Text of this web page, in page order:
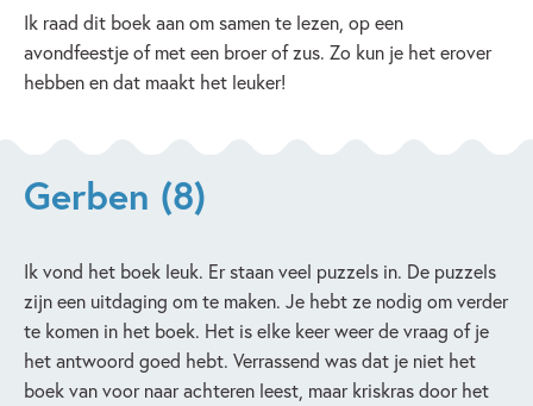
Ik raad dit boek aan om samen te lezen, op een
avondfeestje of met een broer of zus. Zo kun je het erover
hebben en dat maakt het leuker!
Gerben (8)
Ik vond het boek leuk. Er staan veel puzzels in. De puzzels
zijn een uitdaging om te maken. Je hebt ze nodig om verder
te komen in het boek. Het is elke keer weer de vraag of je
het antwoord goed hebt. Verrassend was dat je niet het
boek van voor naar achteren leest, maar kriskras door het